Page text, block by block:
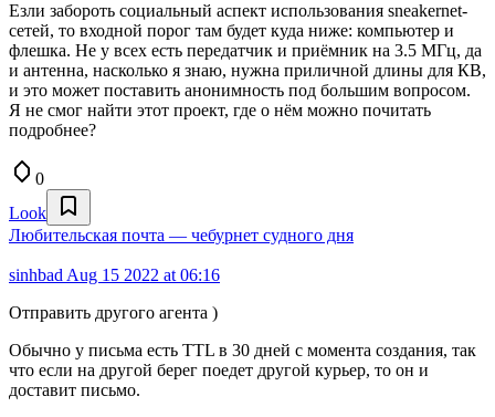
Езли забороть социальный аспект использования sneakernet-
сетей, то входной порог там будет куда ниже: компьютер и
флешка. Не у всех есть передатчик и приёмник на 3.5 МГц, да
и антенна, насколько я знаю, нужна приличной длины для КВ,
и это может поставить анонимность под большим вопросом.
Я не смог найти этот проект, где о нём можно почитать
подробнее?
0
Look
Любительская почта — чебурнет судного дня
sinhbad Aug 15 2022 at 06:16
Отправить другого агента )
Обычно у письма есть TTL в 30 дней с момента создания, так
что если на другой берег поедет другой курьер, то он и
доставит письмо.